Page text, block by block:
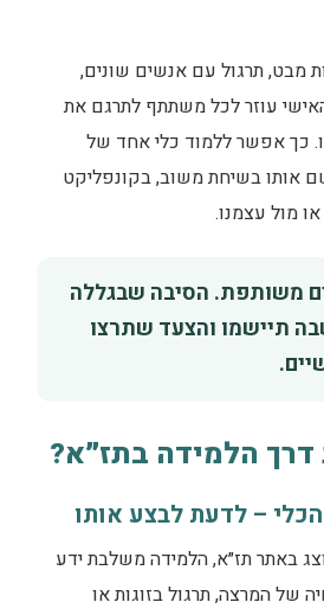
מבט, תרגול עם אנשים שונים,
עוזר לכל משתתף לתרגם את
כך אפשר ללמוד כלי אחד של
אותו בשיחת משוב, בקונפליקט
או מול עצמנו.
משותפת. הסיבה שבגללה
תיישמו והצעד שתרצו
הלמידה בתז״א?
– לדעת לבצע אותו
באתר תז״א, הלמידה משלבת ידע
של המרצה, תרגול בזוגות או